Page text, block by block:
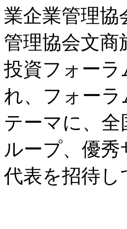
業企業管理協
管理協会文商
投資フォー
れ、フォー
テーマに、
ループ、優
代表を招待